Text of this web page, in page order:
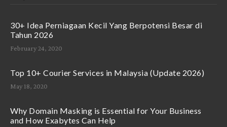
30+ Idea Perniagaan Kecil Yang Berpotensi Besar di
Tahun 2026
February 24, 2020
Top 10+ Courier Services in Malaysia (Update 2026)
May 18, 2020
Why Domain Masking is Essential for Your Business
and How Exabytes Can Help